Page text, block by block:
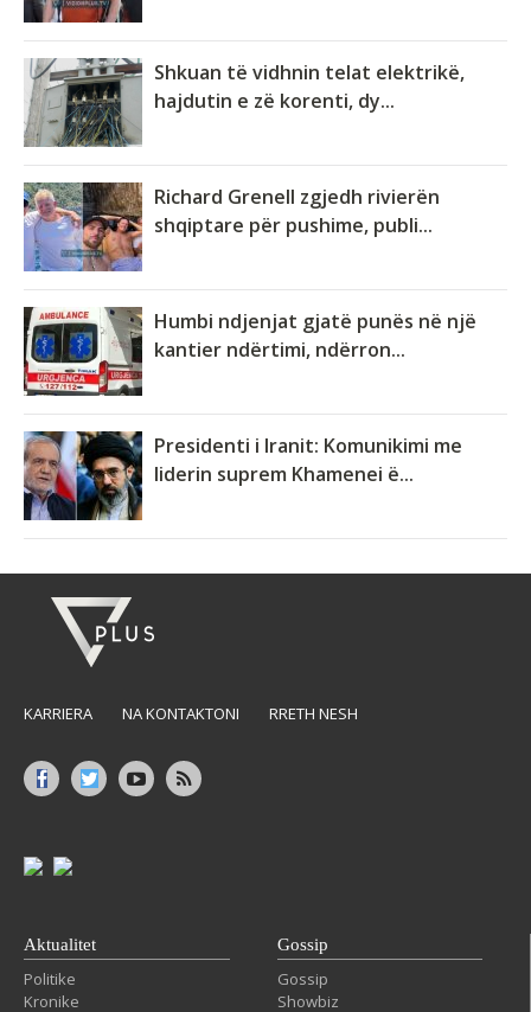
Shkuan të vidhnin telat elektrikë,
hajdutin e zë korenti, dy...
Richard Grenell zgjedh rivierën
shqiptare për pushime, publi...
Humbi ndjenjat gjatë punës në një
kantier ndërtimi, ndërron...
Presidenti i Iranit: Komunikimi me
liderin suprem Khamenei ë...
KARRIERA NA KONTAKTONI RRETH NESH
Aktualitet
Politike
Kronike
Gossip
Gossip
Showbiz